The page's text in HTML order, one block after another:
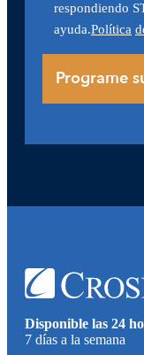
respondiendo
ayuda.Política
Disponible las 24
7 días a la semana